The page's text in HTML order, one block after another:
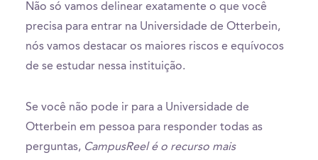
Não só vamos delinear exatamente o que você
precisa para entrar na Universidade de Otterbein,
nós vamos destacar os maiores riscos e equívocos
de se estudar nessa instituição.
Se você não pode ir para a Universidade de
Otterbein em pessoa para responder todas as
perguntas, CampusReel é o recurso mais